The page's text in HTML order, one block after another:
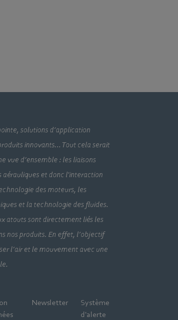
solutions d’application
innovants… Tout cela serait
vue d’ensemble : les liaisons
aérauliques et donc l'interaction
des moteurs, les
et la technologie des fluides.
atouts sont directement liés les
nos produits. En effet, l’objectif
l’air et le mouvement avec une
Newsletter
Système
d'alerte